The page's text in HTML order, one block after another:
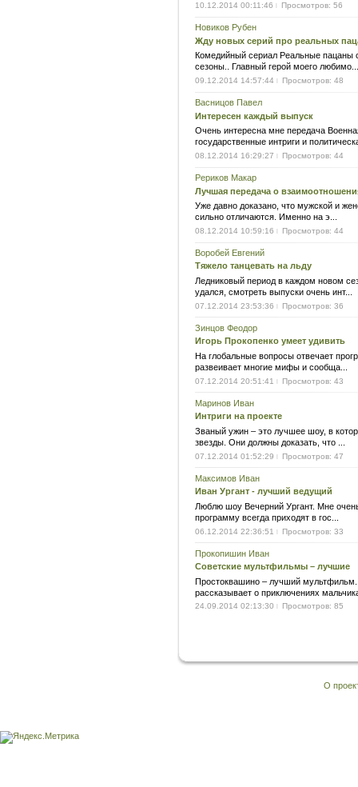
10.12.2014 00:11:46 | Просмотров: 56
Новиков Рубен
Жду новых серий про реальных
Комедийный сериал Реальные пацаны
сезоны.. Главный герой моего любимо...
09.12.2014 14:57:44 | Просмотров: 48
Васницов Павел
Интересен каждый выпуск
Очень интересна мне передача
государственные интриги и
08.12.2014 16:29:27 | Просмотров: 44
Рериков Макар
Лучшая передача о
Уже давно доказано, что мужской и
сильно отличаются. Именно на э...
08.12.2014 10:59:16 | Просмотров: 44
Воробей Евгений
Тяжело танцевать на льду
Ледниковый период в каждом новом
удался, смотреть выпуски очень инт...
07.12.2014 23:53:36 | Просмотров: 36
Зинцов Феодор
Игорь Прокопенко умеет удивить
На глобальные вопросы отвечает
развеивает многие мифы и сообща...
07.12.2014 20:51:41 | Просмотров: 43
Маринов Иван
Интриги на проекте
Званый ужин – это лучшее шоу, в
звезды. Они должны доказать, что ...
07.12.2014 01:52:29 | Просмотров: 47
Максимов Иван
Иван Ургант - лучший ведущий
Люблю шоу Вечерний Ургант. Мне
программу всегда приходят в гос...
06.12.2014 22:36:51 | Просмотров: 33
Прокопишин Иван
Советские мультфильмы – лучшие
Простоквашино – лучший мультфильм.
рассказывает о приключениях
24.09.2014 02:13:30 | Просмотров: 85
О